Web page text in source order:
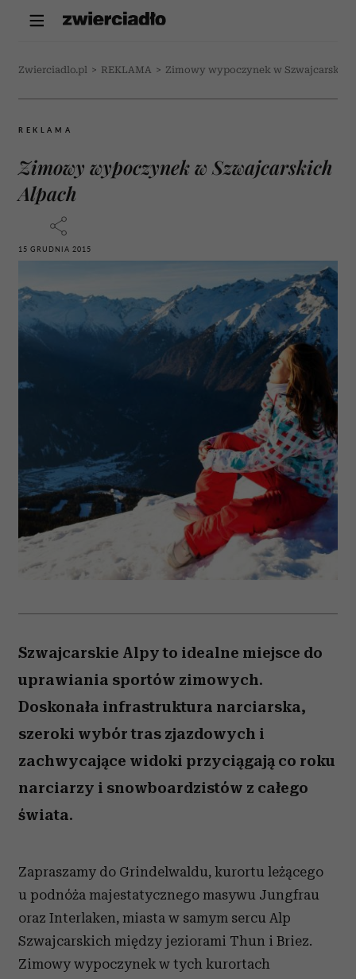
Zwierciadlo.pl > REKLAMA > Zimowy wypoczynek w
REKLAMA
Zimowy wypoczynek w Szwajcarskich
Alpach
15 GRUDNIA 2015
Szwajcarskie Alpy to idealne miejsce do
uprawiania sportów zimowych.
Doskonała infrastruktura narciarska,
szeroki wybór tras zjazdowych i
zachwycające widoki przyciągają co roku
narciarzy i snowboardzistów z całego
świata.
Zapraszamy do Grindelwaldu, kurortu leżącego
u podnóża majestatycznego masywu Jungfrau
oraz Interlaken, miasta w samym sercu Alp
Szwajcarskich między jeziorami Thun i Briez.
Zimowy wypoczynek w tych kurortach